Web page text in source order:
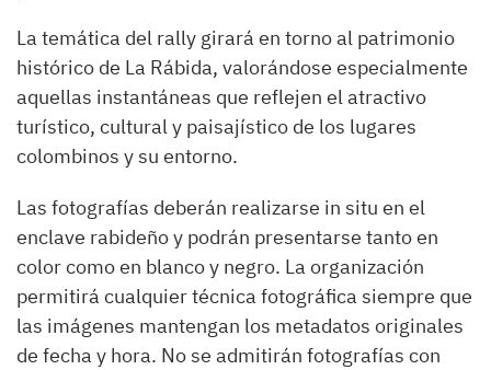
La temática del rally girará en torno al patrimonio
histórico de La Rábida, valorándose especialmente
aquellas instantáneas que reflejen el atractivo
turístico, cultural y paisajístico de los lugares
colombinos y su entorno.
Las fotografías deberán realizarse in situ en el
enclave rabideño y podrán presentarse tanto en
color como en blanco y negro. La organización
permitirá cualquier técnica fotográfica siempre que
las imágenes mantengan los metadatos originales
de fecha y hora. No se admitirán fotografías con